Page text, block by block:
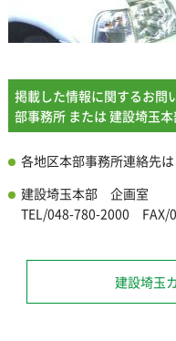
掲載した情報に関するお問
部事務所 または 建設埼玉
各地区本部事務所連絡先
建設埼玉本部 企画室
TEL/048-780-2000 FAX/
建設埼玉